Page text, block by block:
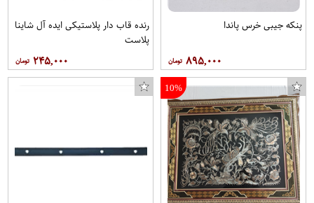
پنکه جیبی خرس پاندا
۸۹۵,۰۰۰
رنده قاب دار پلاستیکی ایده آل شاینا
پلاست
۲۴۵,۰۰۰
10%